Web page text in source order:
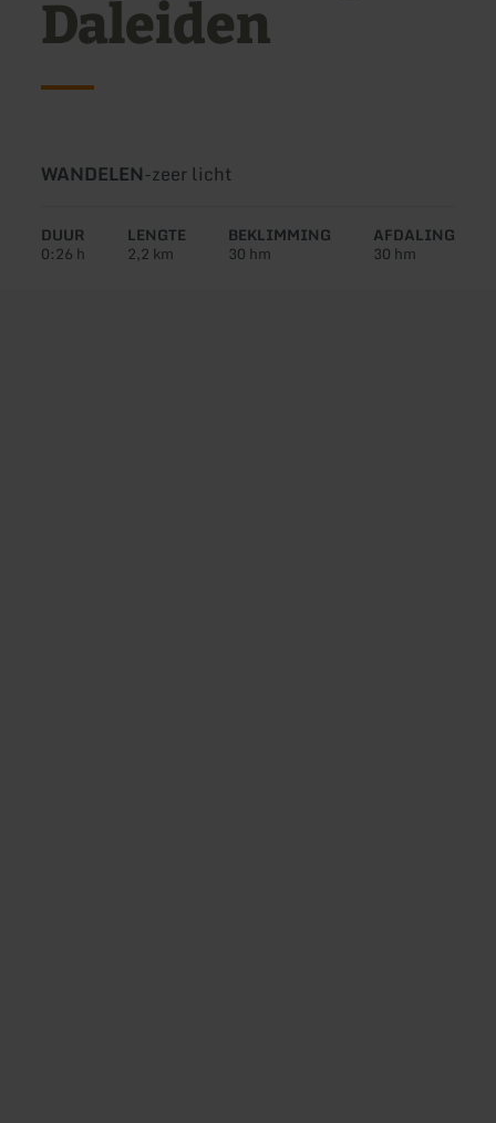
Daleiden
Soort
WANDELEN-Moeilijkheidsgraad:
zeer licht
DUUR
0:26 h
LENGTE
2,2 km
BEKLIMMING
30 hm
AFDALING
30 hm